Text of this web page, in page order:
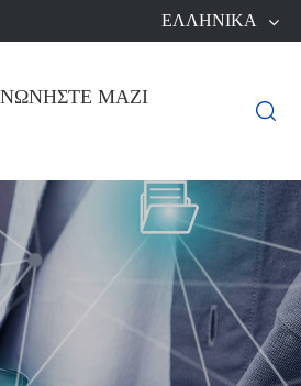
ΕΛΛΗΝΙΚΆ
ΜΑΖΊ
